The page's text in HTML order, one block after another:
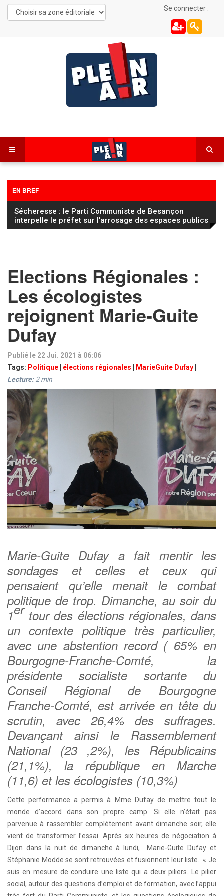
Se connecter :
EN BREF
Sécheresse : le Parti Communiste de Besançon
interpelle le préfet sur l’arrosage des espaces publics
Elections Régionales :
Les écologistes
rejoignent Marie-Guite
Dufay
Publié le 22 Jui. 2021 à 06:06
Tags: Politique élections régionales MarieGuite Dufay
Lecture: 2min
Marie-Guite Dufay a fait mentir les
sondages et celles et ceux qui
pensaient qu’elle menait le combat
politique de trop. Dimanche, au soir du
1er tour des élections régionales, dans
un contexte politique très particulier,
avec une abstention record ( 65% en
Bourgogne-Franche-Comté, la
présidente socialiste sortante du
Conseil Régional de Bourgogne
Franche-Comté, est arrivée en tête du
scrutin, avec 26,4% des suffrages.
Devançant ainsi le Rassemblement
National (23 ,2%), les Républicains
(21,1%), la république en Marche
(11,6) et les écologistes (10,3%)
Cette performance a permis à Mme Dufay de mettre tout le
monde d’accord dans son propre camp. Si elle n’était pas
parvenue à rassembler complétement avant dimanche soir, elle
vient de transformer l’essai. Après six heures de négociation à
Dijon dans la nuit de dimanche à lundi, Marie-Guite Dufay et
Stéphanie Modde se sont retrouvées et fusionnent leur liste. « Je
suis en mesure de conduire une liste qui a deux piliers. Le pilier
social, autour des questions d’emploi et de formation, avec l’appui